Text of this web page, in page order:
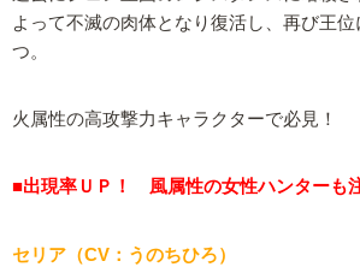
よって不滅の肉体となり復活し、再び王
つ。
火属性の高攻撃力キャラクターで必見！
■出現率ＵＰ！ 風属性の女性ハンターも
セリア（CV：うのちひろ）